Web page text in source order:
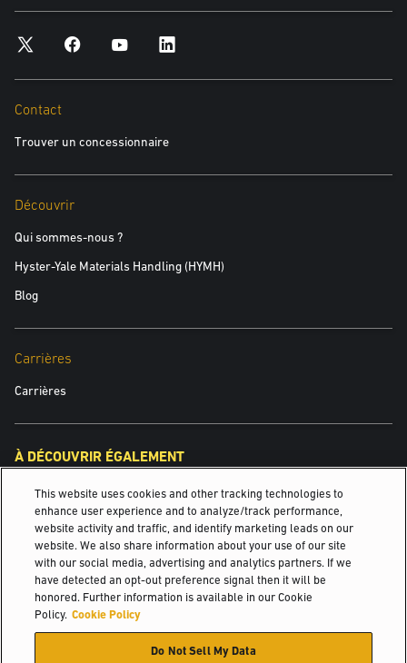
dans les autres secteurs de l'usine
Dialoguer avec un spécialiste
Contact
Trouver un concessionnaire
Découvrir
Qui sommes-nous ?
Hyster-Yale Materials Handling (HYMH)
Blog
Carrières
Carrières
À DÉCOUVRIR ÉGALEMENT
Juillet 2020
Lithium-ion
Yale Power Solutions
©2026 Hyster-Yale Materials Handling, Inc., tous droits réservés.
Politique de confidentialité Politique d'utilisation
This website uses cookies and other tracking technologies to
enhance user experience and to analyze/track performance,
website activity and traffic, and identify marketing leads on our
website. We also share information about your use of our site
with our social media, advertising and analytics partners. If we
have detected an opt-out preference signal then it will be
honored. Further information is available in our Cookie
Policy. Cookie Policy
Do Not Sell My Data